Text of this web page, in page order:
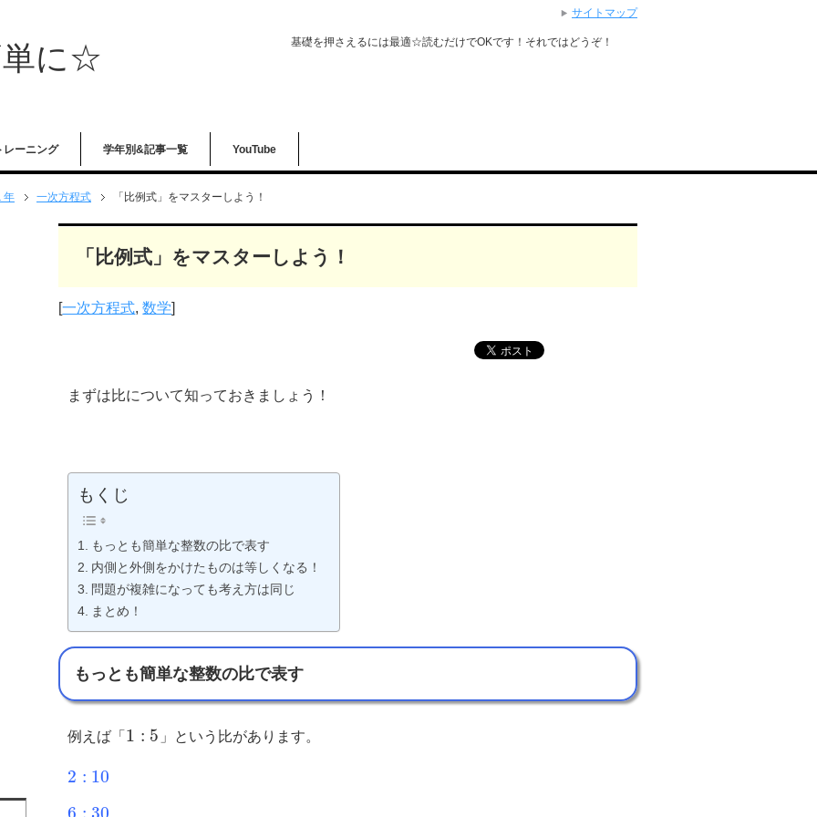
単に☆ 基礎を押さえるには最適☆読むだけでOKです！それではどうぞ！
レーニング 学年別&記事一覧 YouTube
年 一次方程式 「比例式」をマスターしよう！
「比例式」をマスターしよう！
[一次方程式,数学]
まずは比について知っておきましょう！
もくじ
もっとも簡単な整数の比で表す
内側と外側をかけたものは等しくなる！
問題が複雑になっても考え方は同じ
まとめ！
もっとも簡単な整数の比で表す
例えば「 1 : 5 」という比があります。
2 : 10
6 : 30
サイトマップ